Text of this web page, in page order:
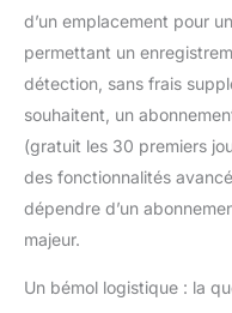
d’un emplacement pour
permettant un
détection, sans frais
souhaitent, un
(gratuit les 30 premiers
des fonctionnalités
dépendre d’un
majeur.
Un bémol logistique : la